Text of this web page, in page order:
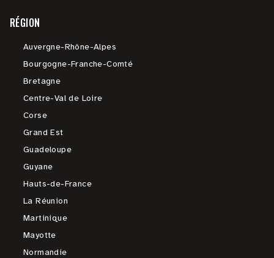
RÉGION
Auvergne-Rhône-Alpes
Bourgogne-Franche-Comté
Bretagne
Centre-Val de Loire
Corse
Grand Est
Guadeloupe
Guyane
Hauts-de-France
La Réunion
Martinique
Mayotte
Normandie